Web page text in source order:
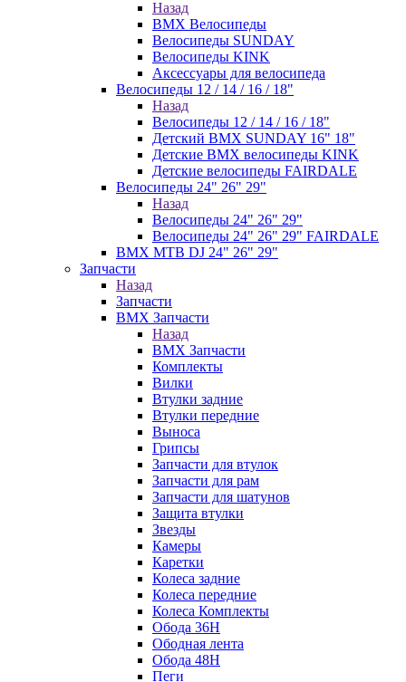
Назад
BMX Велосипеды
Велосипеды SUNDAY
Велосипеды KINK
Аксессуары для велосипеда
Велосипеды 12 / 14 / 16 / 18"
Назад
Велосипеды 12 / 14 / 16 / 18"
Детский BMX SUNDAY 16" 18"
Детские BMX велосипеды KINK
Детские велосипеды FAIRDALE
Велосипеды 24" 26" 29"
Назад
Велосипеды 24" 26" 29"
Велосипеды 24" 26" 29" FAIRDALE
BMX MTB DJ 24" 26" 29"
Запчасти
Назад
Запчасти
BMX Запчасти
Назад
BMX Запчасти
Комплекты
Вилки
Втулки задние
Втулки передние
Выноса
Грипсы
Запчасти для втулок
Запчасти для рам
Запчасти для шатунов
Защита втулки
Звезды
Камеры
Каретки
Колеса задние
Колеса передние
Колеса Комплекты
Обода 36H
Ободная лента
Обода 48H
Пеги